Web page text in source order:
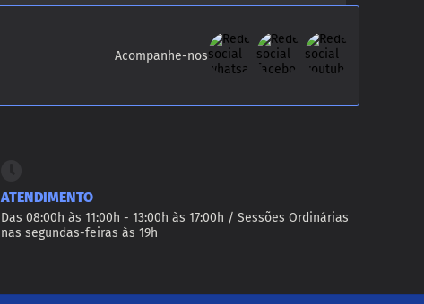
Acompanhe-nos
ATENDIMENTO
Das 08:00h às 11:00h - 13:00h às 17:00h / Sessões Ordinárias
nas segundas-feiras às 19h